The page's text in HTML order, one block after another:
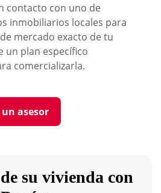
contacto con uno de
inmobiliarios locales para
mercado exacto de tu
un plan específico
comercializarla.
asesor
su vivienda con